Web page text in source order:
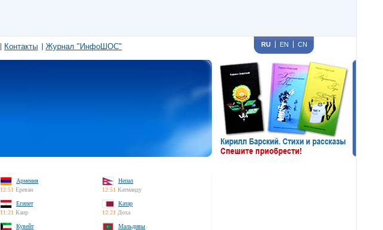
Контакты Журнал "ИнфоШОС" RU EN CN
Армения
12:51 Ереван
Непал
12:51 Катманду
Египет
11:21 Каир
Катар
12:21 Доха
Кувейт
Мальдивы